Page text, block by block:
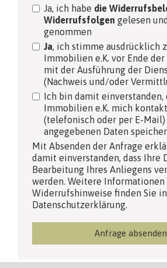
Ja, ich habe die
Widerrufsfolgen gelesen
genommen
Ja, ich stimme ausdrücklich
Immobilien e.K. vor Ende
mit der Ausführung der
(Nachweis und/oder
Ich bin damit einverstanden,
Immobilien e.K. mich
(telefonisch oder per E-
angegebenen Daten
Mit Absenden der Anfrage
damit einverstanden, dass Ihre
Bearbeitung Ihres Anliegens
werden. Weitere Informationen
Widerrufshinweise finden Sie
Datenschutzerklärung.